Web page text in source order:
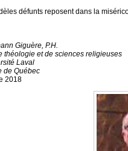
défunts reposent dans la
Giguère, P.H.
théologie et de sciences religieuses
Laval
de Québec
2018